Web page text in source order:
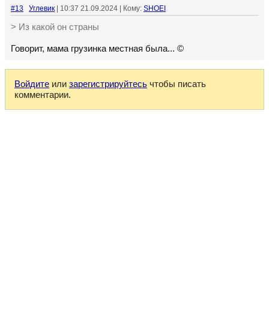
#13 Углевик | 10:37 21.09.2024 | Кому: SHOEI
> Из какой он страны
Говорит, мама грузинка местная была... ©
Войдите или зарегистрируйтесь чтобы писать
комментарии.